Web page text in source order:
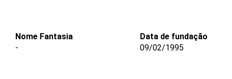
Nome Fantasia
-
Data de fundação
09/02/1995